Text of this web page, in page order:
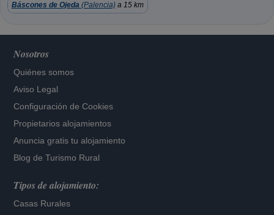
Báscones de Ojeda (Palencia) a 15 km
Nosotros
Quiénes somos
Aviso Legal
Configuración de Cookies
Propietarios alojamientos
Anuncia gratis tu alojamiento
Blog de Turismo Rural
Tipos de alojamiento:
Casas Rurales